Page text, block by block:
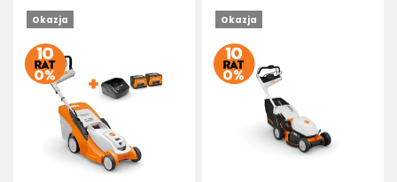
Okazja Okazja